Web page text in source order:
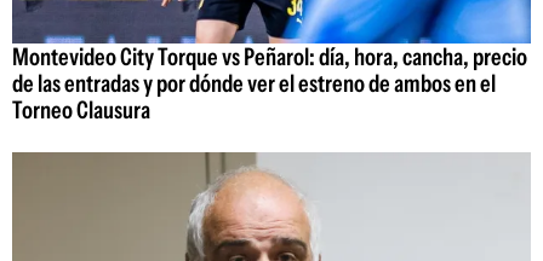
Montevideo City Torque vs Peñarol: día, hora, cancha, precio
de las entradas y por dónde ver el estreno de ambos en el
Torneo Clausura